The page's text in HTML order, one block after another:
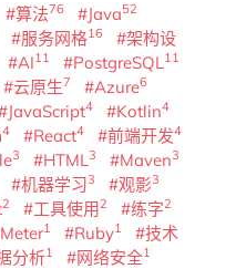
#算法76 #Java52
#服务网格16
#架构设
#AI11 #PostgreSQL11
#云原生7 #Azure6
4 #Kotlin4
4 #React4 #前端开发4
3 #HTML3 #Maven3
#机器学习3 #观影3
2 #工具使用2 #练字2
1 #Ruby1
#技术
分析1 #网络安全1